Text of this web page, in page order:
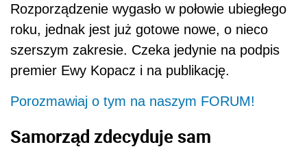
Rozporządzenie wygasło w połowie ubiegłego
roku, jednak jest już gotowe nowe, o nieco
szerszym zakresie. Czeka jedynie na podpis
premier Ewy Kopacz i na publikację.
Porozmawiaj o tym na naszym FORUM!
Samorząd zdecyduje sam